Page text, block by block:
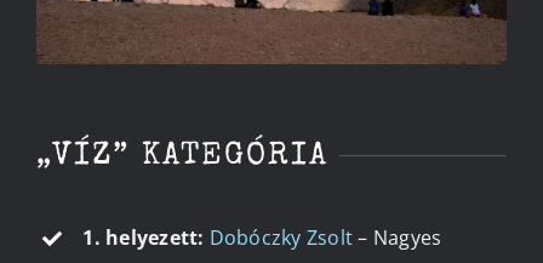
„VÍZ” KATEGÓRIA
1. helyezett: Dobóczky Zsolt– Nagyes